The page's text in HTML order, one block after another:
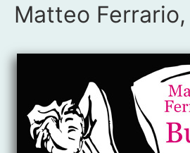
Dettagli
Matteo Ferrario,